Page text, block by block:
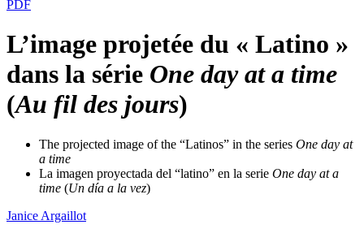
PDF
L’image projetée du « Latino »
dans la série One day at a time
(Au fil des jours)
The projected image of the “Latinos” in the series One day at
a time
La imagen proyectada del “latino” en la serie One day at a
time (Un día a la vez)
Janice Argaillot